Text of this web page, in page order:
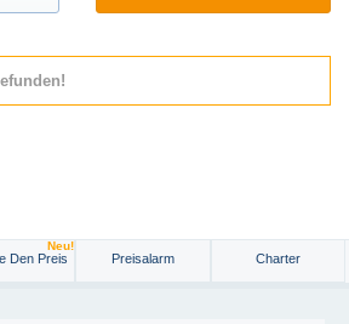
Den Preis
Neu!
Preisalarm Charter